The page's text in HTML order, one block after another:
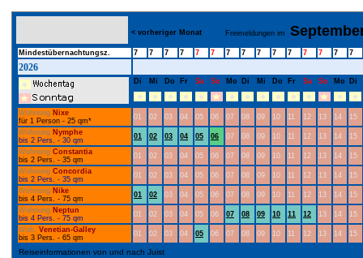
< vorheriger Monat Freimeldungen im
Mindestübernachtungsz. 7 7 7 7 7 7 7 7 7 7 7 7 7 7 7
2026
Di Mi Do Fr Sa So Mo Di Mi Do Fr Sa So Mo Di
Wohnung Nixe
für 1 Person - 25 qm*
01 02 03 04 05 06 07 08 09 10 11 12 13 14
15
Wohnung Nymphe
bis 2 Pers. - 30 qm
01 02 03 04 05 06 07 08 09 10 11 12 13 14
15
Wohnung Constantia
bis 2 Pers. - 35 qm
01 02 03 04 05 06 07 08 09 10 11 12 13 14
15
Wohnung Concordia
bis 2 Pers. - 35 qm
01 02 03 04 05 06 07 08 09 10 11 12 13 14
15
Wohnung Nike
bis 4 Pers. - 75 qm
01 02 03 04 05 06 07 08 09 10 11 12 13 14
15
Wohnung Neptun
bis 4 Pers. - 75 qm
01 02 03 04 05 06 07 08 09 10 11 12 13 14
15
Woh. Venetian-Galley
bis 3 Pers. - 65 qm
01 02 03 04 05 06 07 08 09 10 11 12 13 14 15
Reiseinformationen von und nach Juist